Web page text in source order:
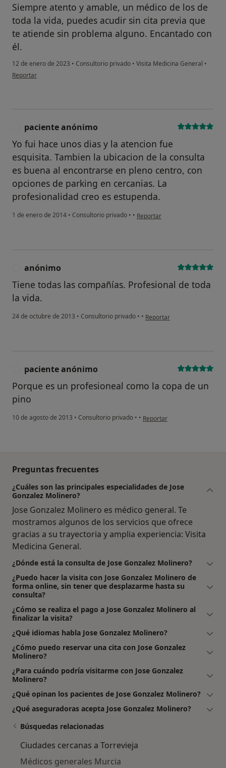
Siempre atento y amable, un médico de los de
toda la vida, puedes acudir sin cita previa que
te atiende sin problema alguno. Encantado con
él.
12 de enero de 2023 • Consultorio privado • Visita Medicina General •
en opinión del usuario Paciente
Reportar
paciente anónimo
Yo fui hace unos dias y la atencion fue
esquisita. Tambien la ubicacion de la consulta
es buena al encontrarse en pleno centro, con
opciones de parking en cercanias. La
profesionalidad creo es estupenda.
1 de enero de 2014 • Consultorio privado • • en opinión del usuario
Reportar
anónimo
Tiene todas las compañías. Profesional de toda
la vida.
24 de octubre de 2013 • Consultorio privado • • en opinión del usuario
Reportar
paciente anónimo
Porque es un profesioneal como la copa de un
pino
10 de agosto de 2013 • Consultorio privado • • en opinión del usuario
Reportar
Preguntas frecuentes
¿Cuáles son las principales especialidades de Jose
Gonzalez Molinero?
Jose Gonzalez Molinero es médico general. Te
mostramos algunos de los servicios que ofrece
gracias a su trayectoria y amplia experiencia: Visita
Medicina General.
¿Dónde está la consulta de Jose Gonzalez Molinero?
¿Puedo hacer la visita con Jose Gonzalez Molinero de
forma online, sin tener que desplazarme hasta su
consulta?
¿Cómo se realiza el pago a Jose Gonzalez Molinero al
finalizar la visita?
¿Qué idiomas habla Jose Gonzalez Molinero?
¿Cómo puedo reservar una cita con Jose Gonzalez
Molinero?
¿Para cuándo podría visitarme con Jose Gonzalez
Molinero?
¿Qué opinan los pacientes de Jose Gonzalez Molinero?
¿Qué aseguradoras acepta Jose Gonzalez Molinero?
Búsquedas relacionadas
Ciudades cercanas a Torrevieja
Médicos generales Murcia